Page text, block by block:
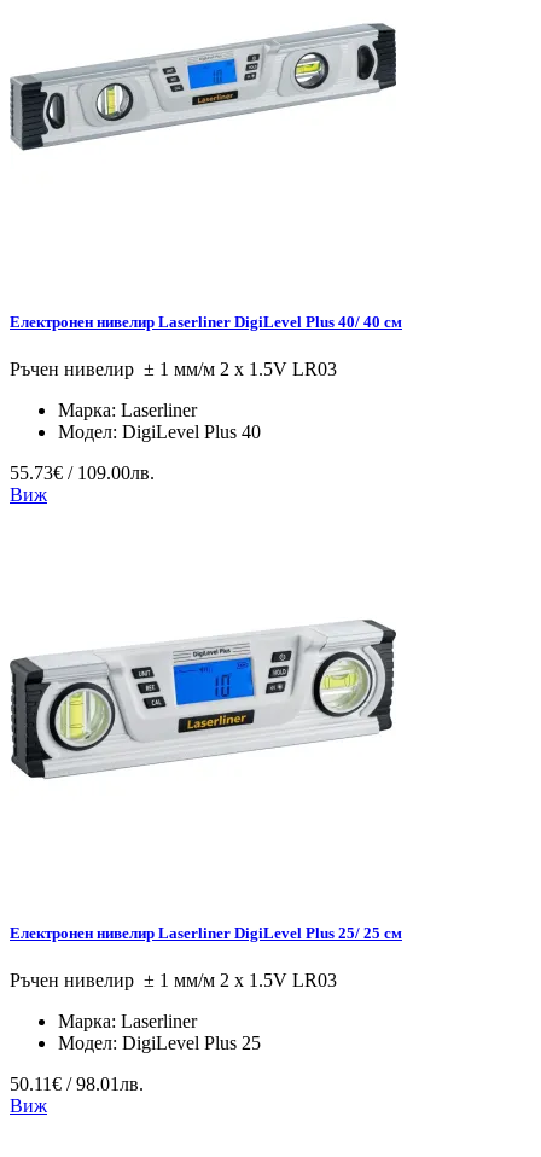
Електронен нивелир Laserliner DigiLevel Plus 40/ 40 см
Ръчен нивелир ± 1 мм/м 2 x 1.5V LR03
Марка: Laserliner
Модел: DigiLevel Plus 40
55.73€ / 109.00лв.
Виж
Електронен нивелир Laserliner DigiLevel Plus 25/ 25 см
Ръчен нивелир ± 1 мм/м 2 x 1.5V LR03
Марка: Laserliner
Модел: DigiLevel Plus 25
50.11€ / 98.01лв.
Виж